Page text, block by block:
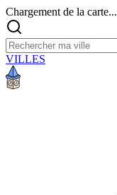
Chargement de la carte...
VILLES